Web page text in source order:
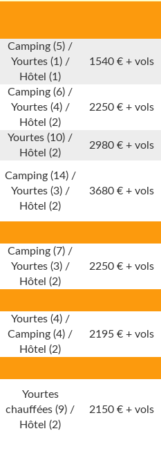
Camping (5) /
Yourtes (1) /
Hôtel (1)
1540 € + vols
Camping (6) /
Yourtes (4) /
Hôtel (2)
2250 € + vols
Yourtes (10) /
Hôtel (2)
2980 € + vols
Camping (14) /
Yourtes (3) /
Hôtel (2)
3680 € + vols
Camping (7) /
Yourtes (3) /
Hôtel (2)
2250 € + vols
Yourtes (4) /
Camping (4) /
Hôtel (2)
2195 € + vols
Yourtes
chauffées (9) /
Hôtel (2)
2150 € + vols